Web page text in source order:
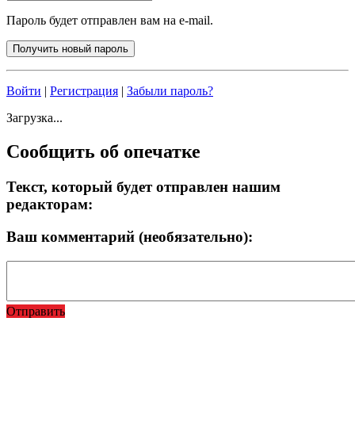
Пароль будет отправлен вам на e-mail.
Войти | Регистрация | Забыли пароль?
Загрузка...
Сообщить об опечатке
Текст, который будет отправлен нашим
редакторам:
Ваш комментарий (необязательно):
Отправить